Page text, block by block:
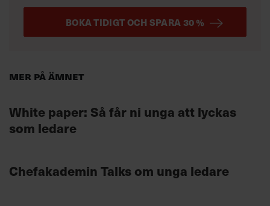
Mer på ämnet
White paper: Så får ni unga att lyckas
som ledare
Chefakademin Talks om unga ledare
BOKA TIDIGT OCH SPARA 30 %